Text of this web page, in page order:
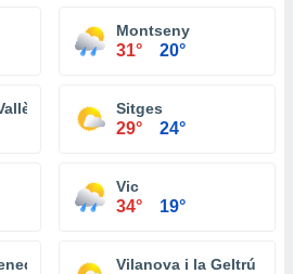
Montseny
31° 20°
Sitges
29° 24°
Vic
34° 19°
Vilanova i la Geltrú